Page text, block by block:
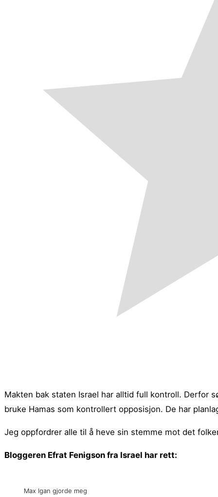
Makten bak staten Israel har alltid full kontroll. Derfor
bruke Hamas som kontrollert opposisjon. De har
Jeg oppfordrer alle til å heve sin stemme mot det
Bloggeren Efrat Fenigson fra Israel har rett:
Max Igan gjorde meg